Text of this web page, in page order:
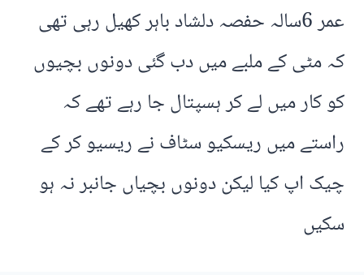
عمر 6سالہ حفصہ دلشاد باہر کھیل رہی تھی
کہ مٹی کے ملبے میں دب گئی دونوں بچیوں
کو کار میں لے کر ہسپتال جا رہے تھے کہ
راستے میں ریسکیو سٹاف نے ریسیو کر کے
چیک اپ کیا لیکن دونوں بچیاں جانبر نہ ہو
سکیں